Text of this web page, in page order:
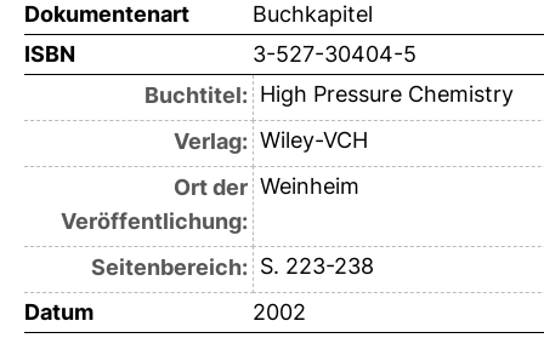
Dokumentenart
Buchkapitel
ISBN
3-527-30404-5
Buchtitel: High Pressure Chemistry
Verlag: Wiley-VCH
Ort der
Veröffentlichung:
Weinheim
Seitenbereich: S. 223-238
Datum
2002